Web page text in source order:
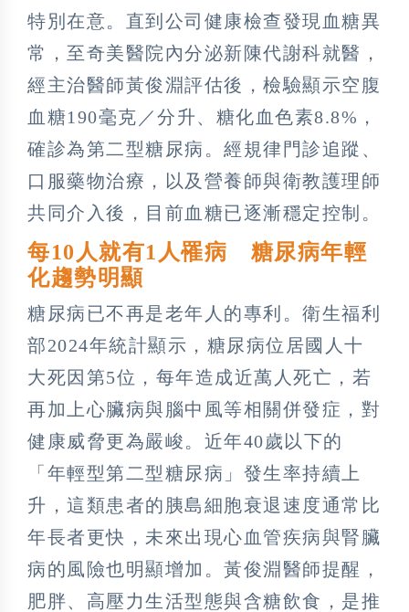
特別在意。直到公司健康檢查發現血糖異
常，至奇美醫院內分泌新陳代謝科就醫，
經主治醫師黃俊淵評估後，檢驗顯示空腹
血糖190毫克／分升、糖化血色素8.8%，
確診為第二型糖尿病。經規律門診追蹤、
口服藥物治療，以及營養師與衛教護理師
共同介入後，目前血糖已逐漸穩定控制。
每10人就有1人罹病 糖尿病年輕
化趨勢明顯
糖尿病已不再是老年人的專利。衛生福利
部2024年統計顯示，糖尿病位居國人十
大死因第5位，每年造成近萬人死亡，若
再加上心臟病與腦中風等相關併發症，對
健康威脅更為嚴峻。近年40歲以下的
「年輕型第二型糖尿病」發生率持續上
升，這類患者的胰島細胞衰退速度通常比
年長者更快，未來出現心血管疾病與腎臟
病的風險也明顯增加。黃俊淵醫師提醒，
肥胖、高壓力生活型態與含糖飲食，是推